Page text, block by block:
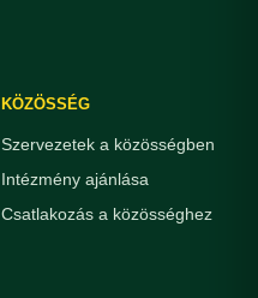
KÖZÖSSÉG
Szervezetek a közösségben
Intézmény ajánlása
Csatlakozás a közösséghez